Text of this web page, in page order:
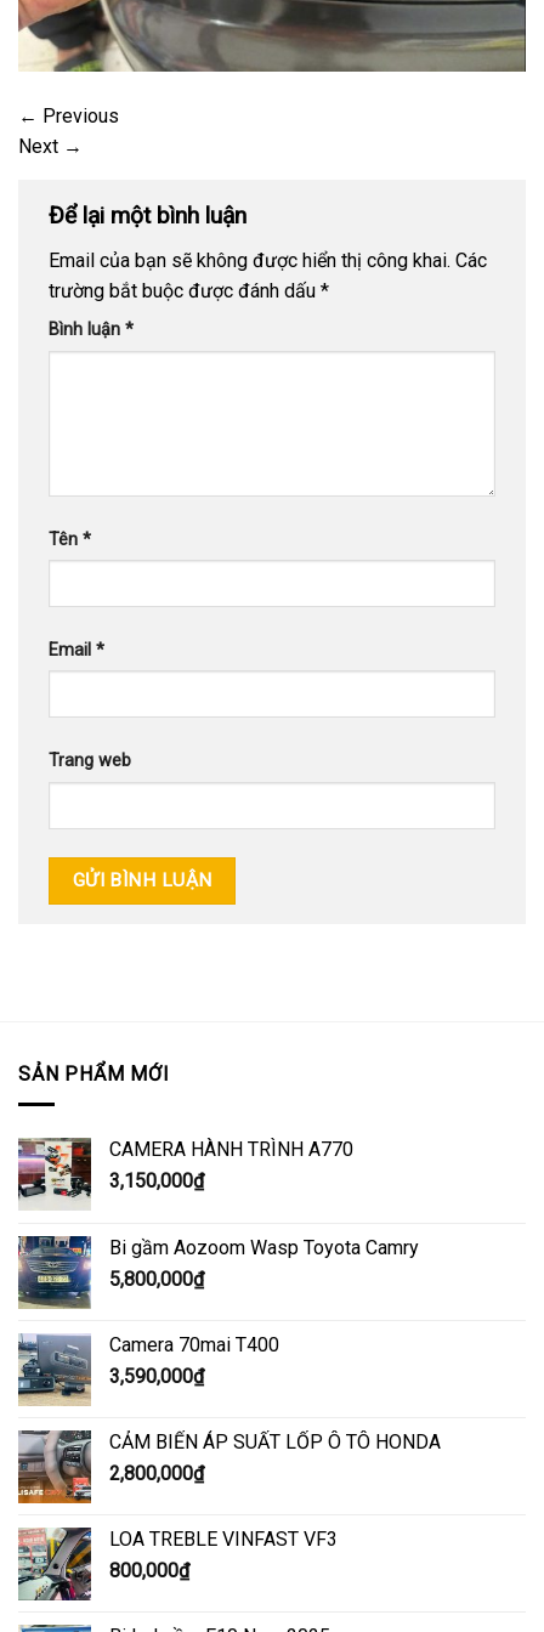
← Previous
Next →
Để lại một bình luận
Email của bạn sẽ không được hiển thị công khai. Các
trường bắt buộc được đánh dấu *
Bình luận *
Tên *
Email *
Trang web
SẢN PHẨM MỚI
CAMERA HÀNH TRÌNH A770
3,150,000₫
Bi gầm Aozoom Wasp Toyota Camry
5,800,000₫
Camera 70mai T400
3,590,000₫
CẢM BIẾN ÁP SUẤT LỐP Ô TÔ HONDA
2,800,000₫
LOA TREBLE VINFAST VF3
800,000₫